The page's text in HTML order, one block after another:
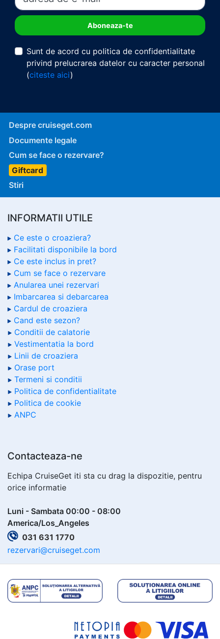
Sunt de acord cu politica de confidentialitate
privind prelucrarea datelor cu caracter personal
(citeste aici)
Despre cruiseget.com
Documente legale
Cum se face o rezervare?
Giftcard
Stiri
INFORMATII UTILE
Ce este o croaziera?
Facilitati disponibile la bord
Ce este inclus in pret?
Cum se face o rezervare
Anularea unei rezervari
Imbarcarea si debarcarea
Cardul de croaziera
Cand este sezon?
Conditii de calatorie
Vestimentatia la bord
Linii de croaziera
Orase port
Termeni si conditii
Politica de confidentialitate
Politica de cookie
ANPC
Contacteaza-ne
Echipa CruiseGet iti sta cu drag la dispozitie, pentru
orice informatie
Luni - Sambata 00:00 - 08:00
America/Los_Angeles
031 631 1770
rezervari@cruiseget.com